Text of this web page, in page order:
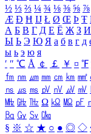
½ ⅓ ⅔ ¼ ¾ ⅛ ⅜ ⅝ ⅞
Æ Ð Ħ Ĳ Ł Ø Œ Þ Ŧ
А Б В Г Д Е Ё Ж З И
Ы Ь Э Ю Я а б в г д
ы ь э ю я
′ ″ ℃ Å ￠ ￡ ￥ ¤ ℉
㎙ ㎚ ㎛ ㎜ ㎝ ㎞ ㎟
㎱ ㎲ ㎳ ㎴ ㎵ ㎶ ㎷
㎒ ㎓ ㎔ Ω ㏀ ㏁ ㎊
㏃ ㏉ ㏜ ㏆
§ ※ ☆ ★ ○ ● ◎ ◇